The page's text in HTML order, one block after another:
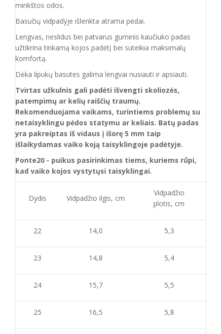
minkštos odos.
Basučių vidpadyje išlenkta atrama pėdai.
Lengvas, neslidus bei patvarus guminis kaučiuko padas
užtikrina tinkamą kojos padėtį bei suteikia maksimalų
komfortą.
Dėka lipukų basutes galima lengvai nusiauti ir apsiauti.
Tvirtas užkulnis gali padėti išvengti skoliozės,
patempimų ar kelių raiščių traumų.
Rekomenduojama vaikams, turintiems problemų su
netaisyklingu pėdos statymu ar keliais. Batų padas
yra pakreiptas iš vidaus į išorę 5 mm taip
išlaikydamas vaiko koją taisyklingoje padėtyje.
Ponte20 - puikus pasirinkimas tiems, kuriems rūpi,
kad vaiko kojos vystytųsi taisyklingai.
Dydis Vidpadžio ilgis, cm
Vidpadžio
plotis, cm
22 14,0 5,3
23 14,8 5,4
24 15,7 5,5
25 16,5 5,8